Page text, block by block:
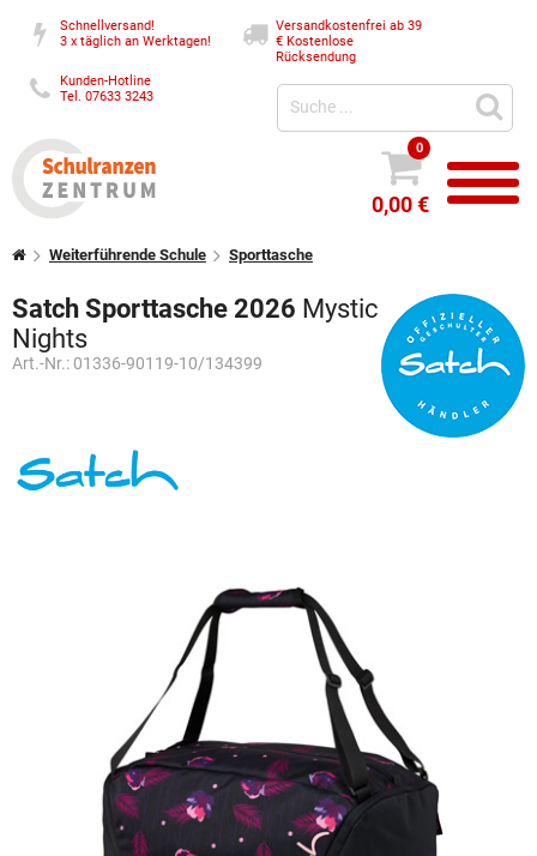
Schnellversand!
3 x täglich an Werktagen!
Versandkostenfrei ab 39
€Kostenlose
Rücksendung
Kunden-Hotline
Tel. 07633 3243
0
0,00 €
Weiterführende Schule Sporttasche
Satch Sporttasche 2026 Mystic
Nights
Art.-Nr.: 01336-90119-10/134399